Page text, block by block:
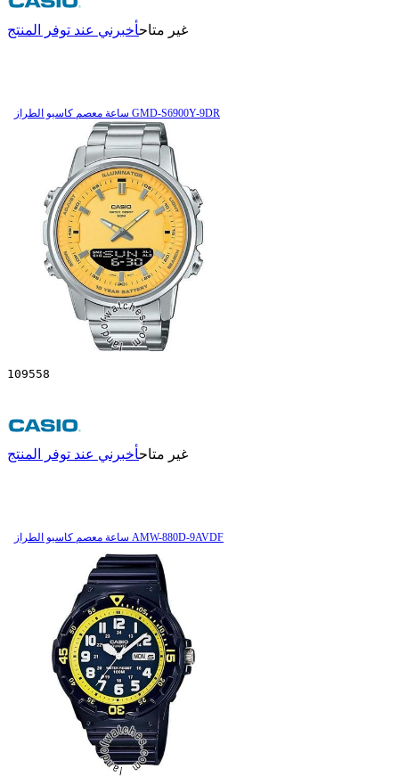
غير متاحأخبرني عند توفر المنتج
ساعة معصم کاسیو الطراز GMD-S6900Y-9DR
109558
غير متاحأخبرني عند توفر المنتج
ساعة معصم کاسیو الطراز AMW-880D-9AVDF